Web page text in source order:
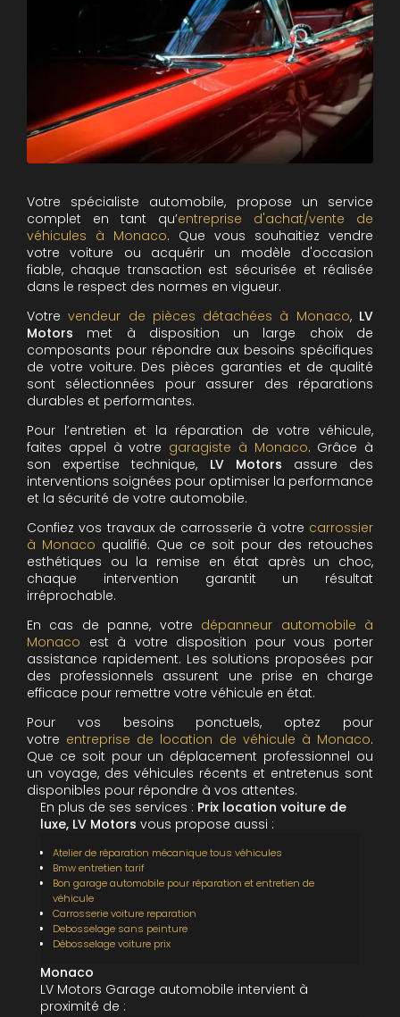
Votre spécialiste automobile, propose un service
complet en tant qu’entreprise d'achat/vente de
véhicules à Monaco. Que vous souhaitiez vendre
votre voiture ou acquérir un modèle d'occasion
fiable, chaque transaction est sécurisée et réalisée
dans le respect des normes en vigueur.
Votrevendeur de pièces détachées à Monaco, LV
Motors met à disposition un large choix de
composants pour répondre aux besoins spécifiques
de votre voiture. Des pièces garanties et de qualité
sont sélectionnées pour assurer des réparations
durables et performantes.
Pour l’entretien et la réparation de votre véhicule,
faites appel à votre garagiste à Monaco. Grâce à
son expertise technique, LV Motors assure des
interventions soignées pour optimiser la performance
et la sécurité de votre automobile.
Confiez vos travaux de carrosserie à votre carrossier
à Monaco qualifié. Que ce soit pour des retouches
esthétiques ou la remise en état après un choc,
chaque intervention garantit un résultat
irréprochable.
En cas de panne, votre dépanneur automobile à
Monaco est à votre disposition pour vous porter
assistance rapidement. Les solutions proposées par
des professionnels assurent une prise en charge
efficace pour remettre votre véhicule en état.
Pour vos besoins ponctuels, optez pour
votre entreprise de location de véhicule à Monaco.
Que ce soit pour un déplacement professionnel ou
un voyage, des véhicules récents et entretenus sont
disponibles pour répondre à vos attentes.
En plus de ses services : Prix location voiture de
luxe, LV Motors vous propose aussi :
Atelier de réparation mécanique tous véhicules
Bmw entretien tarif
Bon garage automobile pour réparation et entretien de
véhicule
Carrosserie voiture reparation
Debosselage sans peinture
Débosselage voiture prix
Monaco
LV Motors Garage automobile intervient à
proximité de :